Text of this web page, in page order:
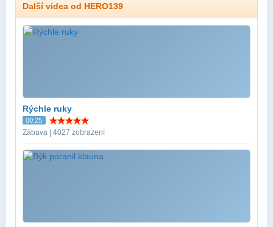
Další videa od HERO139
Rýchle ruky
00:25
Zábava | 4027 zobrazení